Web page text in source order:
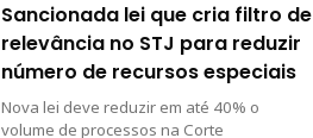
Sancionada lei que cria filtro de
relevância no STJ para reduzir
número de recursos especiais
Nova lei deve reduzir em até 40% o
volume de processos na Corte